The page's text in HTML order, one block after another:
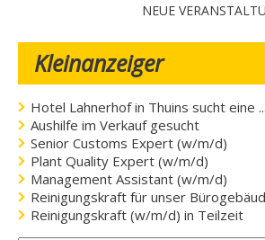
NEUE
Kleinanzeiger
Hotel Lahnerhof in Thuins sucht eine ...
Aushilfe im Verkauf gesucht
Senior Customs Expert (w/m/d)
Plant Quality Expert (w/m/d)
Management Assistant (w/m/d)
Reinigungskraft für unser
Reinigungskraft (w/m/d) in Teilzeit